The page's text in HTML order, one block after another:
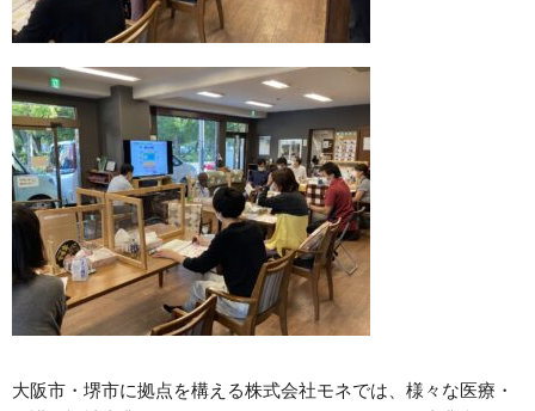
大阪市・堺市に拠点を構える株式会社モネでは、様々な医療・